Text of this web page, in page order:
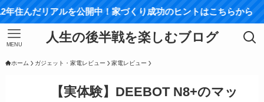
を公開中！家づくり成功のヒントはこちらから
人生の後半戦を楽しむブログ
MENU
ホーム ガジェット・家電レビュー 家電レビュー
【実体験】DEEBOT N8+のマッ